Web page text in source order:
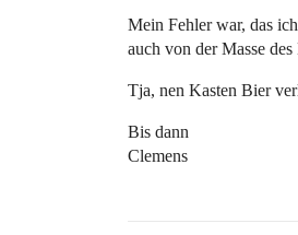
Mein Fehler war, das
auch von der Masse
Tja, nen Kasten Bier
Bis dann
Clemens